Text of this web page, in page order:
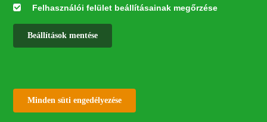
Felhasználói felület beállításainak megőrzése
Beállítások mentése
Minden süti engedélyezése